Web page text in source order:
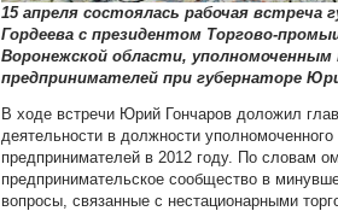
15 апреля состоялась рабочая встреча
Гордеева с президентом Торгово-
Воронежской области, уполномоченным
предпринимателей при губернаторе
В ходе встречи Юрий Гончаров доложил
деятельности в должности
предпринимателей в 2012 году. По словам
предпринимательское сообщество в
вопросы, связанные с нестационарными